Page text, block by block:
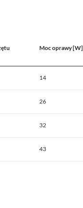
Moc oprawy [W]
14
26
32
43